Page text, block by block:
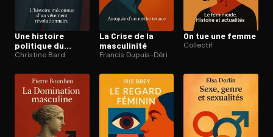
Une histoire
politique du
pantalon
Christine Bard
La Crise de la
masculinité
Francis Dupuis-Déri
On tue une femme
Collectif